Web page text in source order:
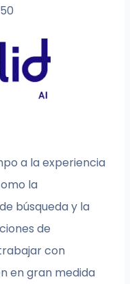
a la experiencia
la
búsqueda y la
de
con
en gran medida